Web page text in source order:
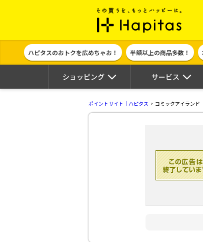
ポイ
ハピタスのおトクを広めちゃお！ 半額以上の商品多数！
ショッピング サービス
ポイントサイト｜ハピタス コミックアイランド